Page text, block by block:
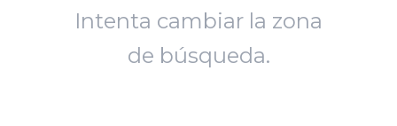
Intenta cambiar la zona
de búsqueda.